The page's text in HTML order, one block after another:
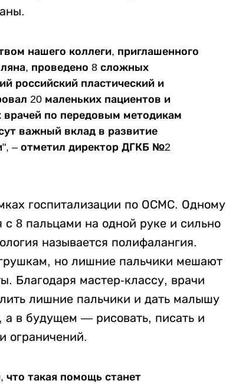
нашего коллеги, приглашенного
проведено 8 сложных
российский пластический и
20 маленьких пациентов и
врачей по передовым методикам
важный вклад в развитие
– отметил директор ДГКБ №2
госпитализации по ОСМС. Одному
8 пальцами на одной руке и сильно
называется полифалангия.
но лишние пальчики мешают
Благодаря мастер-классу, врачи
лишние пальчики и дать малышу
в будущем — рисовать, писать и
ограничений.
такая помощь станет